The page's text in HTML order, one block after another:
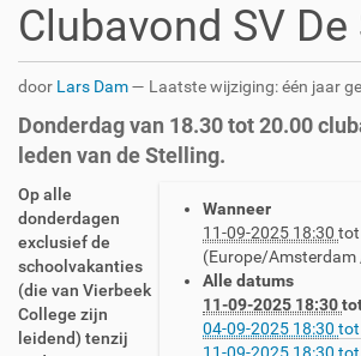
Clubavond SV
door Lars Dam— Laatste wijziging:één jaar
Donderdag van 18.30 tot 20.00
leden van de Stelling.
h
t
t
p
s
:
/
Wanneer
11-09-2025 18:30 tot
(Europe/Amsterdam
Alle datums
11-09-2025 18:30
04-09-2025 18:30 tot
Op alle
donderdagen
exclusief de
schoolvakanties
(die van Vierbeek
College zijn
leidend) tenzij